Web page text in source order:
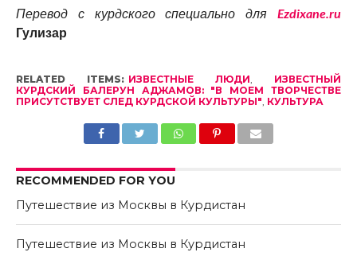
Перевод с курдского специально для
Ezdixane.ru
Гулизар
RELATED ITEMS: ИЗВЕСТНЫЕ ЛЮДИ, ИЗВЕСТНЫЙ
КУРДСКИЙ БАЛЕРУН АДЖАМОВ: "В МОЕМ ТВОРЧЕСТВЕ
ПРИСУТСТВУЕТ СЛЕД КУРДСКОЙ КУЛЬТУРЫ", КУЛЬТУРА
RECOMMENDED FOR YOU
Путешествие из Москвы в Курдистан
Путешествие из Москвы в Курдистан